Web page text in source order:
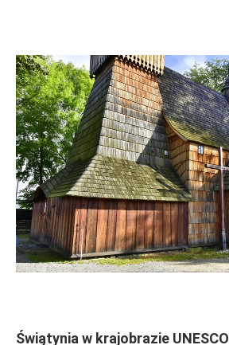
Świątynia w krajobrazie UNESCO